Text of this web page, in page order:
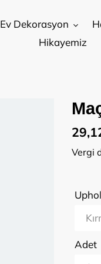
Ev Dekorasyon
Hikayemiz
fiyat
Vergi
Adet